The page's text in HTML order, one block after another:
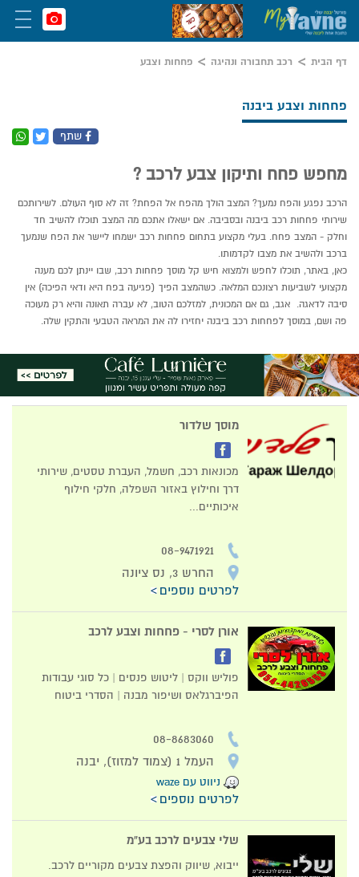
דף הבית רכב תחבורה ונהיגה פחחות וצבע
שתף
פחחות וצבע ביבנה
מחפש פחח ותיקון צבע לרכב ?
הרכב נפגע והפח נמעך? המצב הולך מהפח אל הפחת? זה לא סוף העולם. לשירותכם
שירותי פחחות רכב ביבנה ובסביבה. אם ישאלו אתכם מה המצב תוכלו להשיב חד
וחלק - המצב פחח. בעלי מקצוע בתחום פחחות רכב ישמחו ליישר את הפח שנמעך
ברכב ולהשיב את מצבו לקדמותו.
כאן, באתר, תוכלו לחפש ולמצוא חיש קל מוסך פחחות רכב, שבו יינתן לכם מענה
מקצועי לשביעות רצונכם המלאה. כשהמצב הפיך (פגיעה בפח היא ודאי הפיכה) אין
סיבה לדאגה. אגב, גם אם המכונית, למזלכם הטוב, לא עברה תאונה והיא רק מעוכה
פה ושם, במוסך לפחחות רכב ביבנה יחזירו לה את המראה הטבעי והתקין שלה.
מוסך שלדור
מכונאות רכב, חשמל, העברת טסטים, שירותי
דרך וחילוץ באזור השפלה, חלקי חילוף
איכותיים...
08-9471921
החרש 3, נס ציונה
לפרטים נוספים
אורן לסרי - פחחות וצבע לרכב
פוליש ווקס | ליטוש פנסים | כל סוגי עבודות
הפיברגלאס ושיפור מבנה | הסדרי ביטוח
08-8683060
העמל 1 (צמוד למזוז), יבנה
ניווט עם waze
לפרטים נוספים
שלי צבעים לרכב בע”מ
ייבוא, שיווק והפצת צבעים מקוריים לרכב.